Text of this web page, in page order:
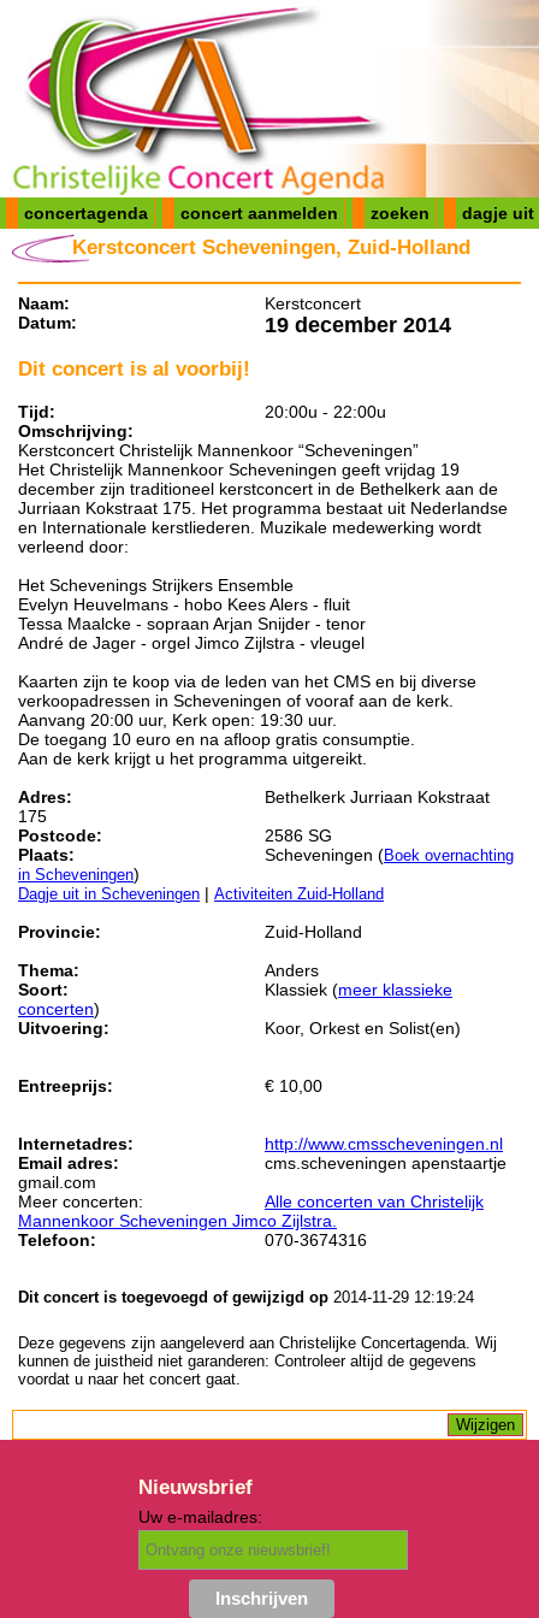
concertagenda concert aanmelden zoeken dagje uit
Kerstconcert Scheveningen, Zuid-Holland
Naam:
Kerstconcert
Datum:
19 december 2014
Dit concert is al voorbij!
Tijd:
20:00u - 22:00u
Omschrijving:
Kerstconcert Christelijk Mannenkoor “Scheveningen”
Het Christelijk Mannenkoor Scheveningen geeft vrijdag 19
december zijn traditioneel kerstconcert in de Bethelkerk aan de
Jurriaan Kokstraat 175. Het programma bestaat uit Nederlandse
en Internationale kerstliederen. Muzikale medewerking wordt
verleend door:
Het Schevenings Strijkers Ensemble
Evelyn Heuvelmans - hobo Kees Alers - fluit
Tessa Maalcke - sopraan Arjan Snijder - tenor
André de Jager - orgel Jimco Zijlstra - vleugel
Kaarten zijn te koop via de leden van het CMS en bij diverse
verkoopadressen in Scheveningen of vooraf aan de kerk.
Aanvang 20:00 uur, Kerk open: 19:30 uur.
De toegang 10 euro en na afloop gratis consumptie.
Aan de kerk krijgt u het programma uitgereikt.
Adres:
Bethelkerk Jurriaan Kokstraat
175
Postcode:
2586 SG
Plaats:
Scheveningen (Boek overnachting
in Scheveningen)
Dagje uit in Scheveningen | Activiteiten Zuid-Holland
Provincie:
Zuid-Holland
Thema:
Anders
Soort:
Klassiek (meer klassieke
concerten)
Uitvoering:
Koor, Orkest en Solist(en)
Entreeprijs: € 10,00
Internetadres:
http://www.cmsscheveningen.nl
Email adres:
cms.scheveningen apenstaartje
gmail.com
Meer concerten:
Alle concerten van Christelijk
Mannenkoor Scheveningen Jimco Zijlstra.
Telefoon:
070-3674316
Dit concert is toegevoegd of gewijzigd op 2014-11-29 12:19:24
Deze gegevens zijn aangeleverd aan Christelijke Concertagenda. Wij
kunnen de juistheid niet garanderen: Controleer altijd de gegevens
voordat u naar het concert gaat.
Nieuwsbrief
Uw e-mailadres: